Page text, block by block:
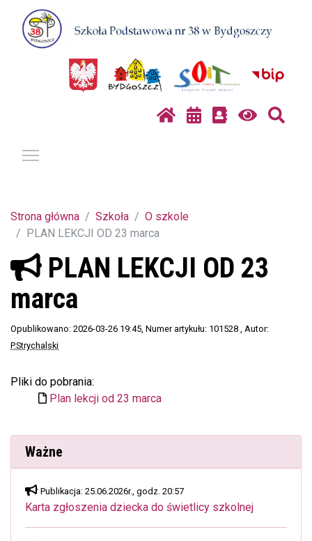
Strona główna Szkoła
O szkole
PLAN LEKCJI OD 23 marca
PLAN LEKCJI OD 23
marca
Opublikowano: 2026-03-26 19:45 , Numer artykułu: 101528
, Autor:
P.Strychalski
Pliki do pobrania:
Plan lekcji od 23 marca
Ważne
Publikacja: 25.06.2026r., godz. 20:57
Karta zgłoszenia dziecka do świetlicy szkolnej